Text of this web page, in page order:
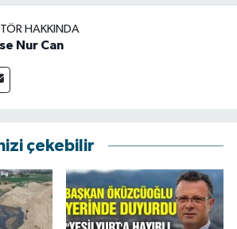
HAKKINDA
Nur Can
çekebilir